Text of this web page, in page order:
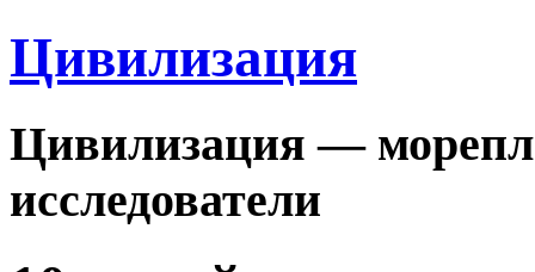
Цивилизация
Цивилизация —
исследователи